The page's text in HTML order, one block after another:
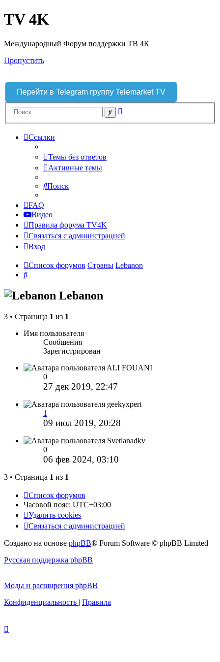
TV 4K
Международный Форум поддержки ТВ 4К
Пропустить
Перейти в Telegram группу Telemarket TV
Поиск
Ссылки
Темы без ответов
Активные темы
Поиск
FAQ
Видео
Правила форума TV4K
Связаться с администрацией
Вход
Список форумов Страны Lebanon
Поиск
Lebanon
3 • Страница 1 из 1
Имя пользователя
Сообщения
Зарегистрирован
ALI FOUANI
0
27 дек 2019, 22:47
geekyxpert
1
09 июл 2019, 20:28
Svetlanadkv
0
06 фев 2024, 03:10
3 • Страница 1 из 1
Список форумов
Часовой пояс: UTC+03:00
Удалить cookies
Связаться с администрацией
Создано на основе phpBB® Forum Software © phpBB Limited
Русская поддержка phpBB
Моды и расширения phpBB
Конфиденциальность | Правила